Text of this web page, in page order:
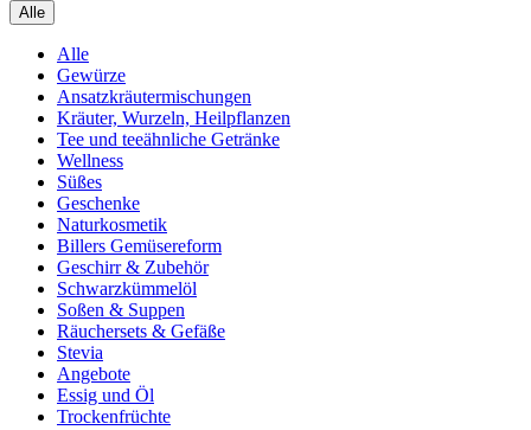
Alle
Alle
Gewürze
Ansatzkräutermischungen
Kräuter, Wurzeln, Heilpflanzen
Tee und teeähnliche Getränke
Wellness
Süßes
Geschenke
Naturkosmetik
Billers Gemüsereform
Geschirr & Zubehör
Schwarzkümmelöl
Soßen & Suppen
Räuchersets & Gefäße
Stevia
Angebote
Essig und Öl
Trockenfrüchte